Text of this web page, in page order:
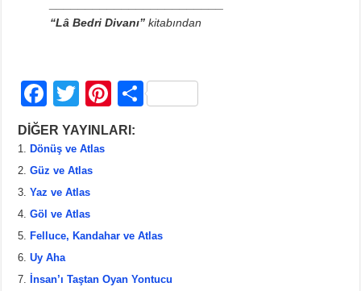
“Lâ Bedri Divanı”kitabından
F
a
c
e
b
o
o
k
T
wi
tt
er
Pi
nt
S
DİĞER YAYINLARI:
Dönüş ve Atlas
Güz ve Atlas
Yaz ve Atlas
Göl ve Atlas
Felluce, Kandahar ve Atlas
Uy Aha
İnsan’ı Taştan Oyan Yontucu